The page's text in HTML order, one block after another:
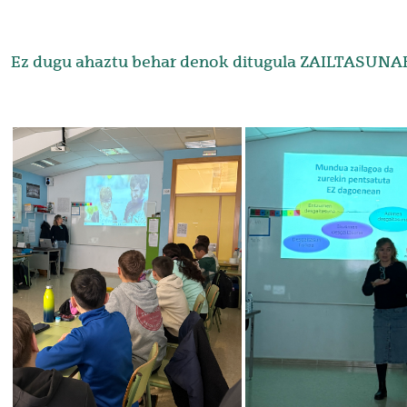
Ez dugu ahaztu behar denok ditugula